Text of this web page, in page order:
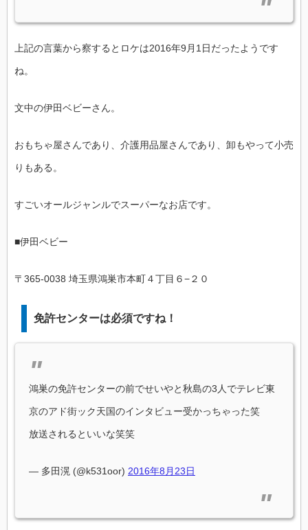
上記の言葉から察するとロケは2016年9月1日だったようです
ね。
文中の伊田ベビーさん。
おもちゃ屋さんであり、介護用品屋さんであり、卸もやって小売
りもある。
すごいオールジャンルでスーパーなお店です。
■伊田ベビー
〒365-0038 埼玉県鴻巣市本町４丁目６−２０
免許センターは必須ですね！
鴻巣の免許センターの前でせいやと秋島の3人でテレビ東
京のアド街ック天国のインタビュー受かっちゃった笑
放送されるといいな笑笑
— 多田滉 (@k531oor) 2016年8月23日